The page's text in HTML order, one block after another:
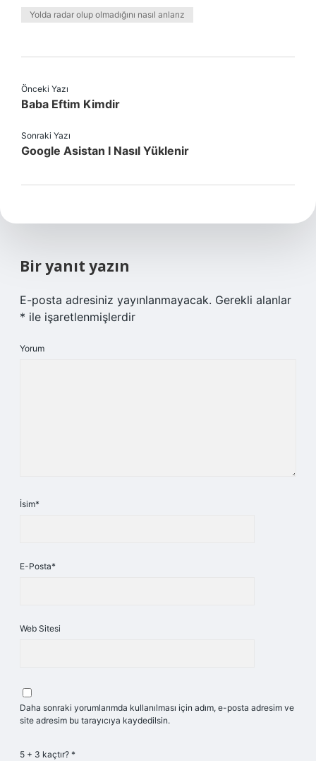
Yolda radar olup olmadığını nasıl anlarız
Önceki Yazı
Baba Eftim Kimdir
Sonraki Yazı
Google Asistan I Nasıl Yüklenir
Bir yanıt yazın
E-posta adresiniz yayınlanmayacak. Gerekli alanlar
* ile işaretlenmişlerdir
Yorum
İsim*
E-Posta*
Web Sitesi
Daha sonraki yorumlarımda kullanılması için adım, e-posta adresim ve
site adresim bu tarayıcıya kaydedilsin.
5 + 3 kaçtır? *